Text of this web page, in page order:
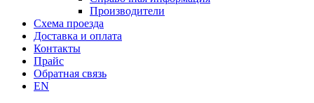
Производители
Схема проезда
Доставка и оплата
Контакты
Прайс
Обратная связь
EN